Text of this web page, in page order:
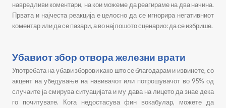
навредливи коментари, на кои можеме да реагираме на два начина.
Првата и најчеста реакција е целосно да се игнорира негативниот
коментар или да се пазари, а во најлошото сценарио: да се избрише.
Убавиот збор отвора железни врати
Употребата на убави зборови како што се благодарам и извинете, со
акцент на убедување на навивачот или потрошувачот во 95% од
случаите ја смирува ситуацијата и му дава на лицето да знае дека
го почитувате. Кога недостасува фин вокабулар, можете да